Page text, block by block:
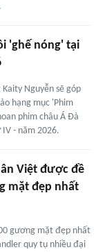
'ghế nóng' tại
Nguyễn sẽ góp
hạng mục 'Phim
phim châu Á Đà
IV - năm 2026.
Việt được đề
mặt đẹp nhất
gương mặt đẹp nhất
quy tụ nhiều đại